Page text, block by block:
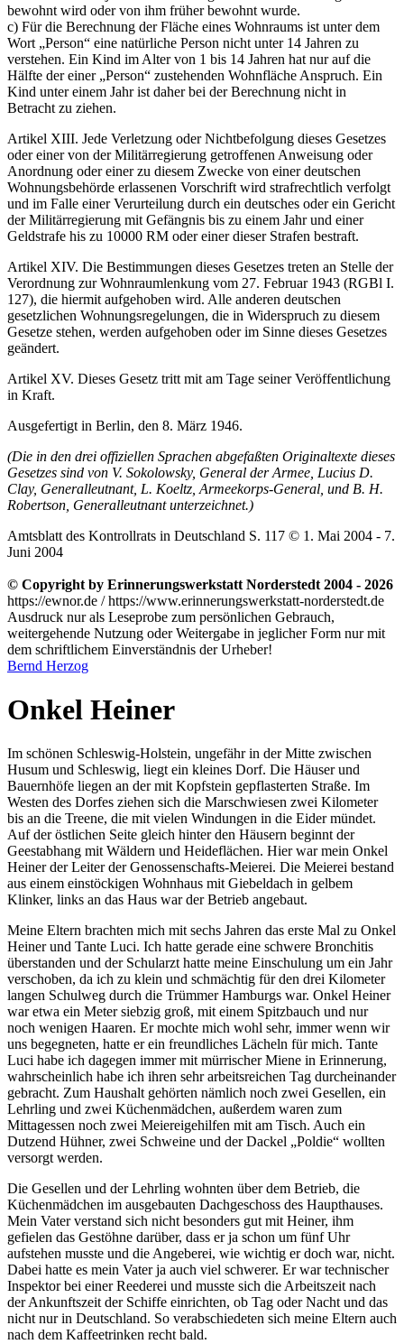
bewohnt wird oder von ihm früher bewohnt wurde.
c) Für die Berechnung der Fläche eines Wohnraums ist unter dem
Wort
Person
eine natürliche Person nicht unter 14 Jahren zu
verstehen. Ein Kind im Alter von 1 bis 14 Jahren hat nur auf die
Hälfte der einer Person
zustehenden Wohnfläche Anspruch. Ein
Kind unter einem Jahr ist daher bei der Berechnung nicht in
Betracht zu ziehen.
Artikel XIII. Jede Verletzung oder Nichtbefolgung dieses Gesetzes
oder einer von der Militärregierung getroffenen Anweisung oder
Anordnung oder einer zu diesem Zwecke von einer deutschen
Wohnungsbehörde erlassenen Vorschrift wird strafrechtlich verfolgt
und im Falle einer Verurteilung durch ein deutsches oder ein Gericht
der Militärregierung mit Gefängnis bis zu einem Jahr und einer
Geldstrafe his zu 10000 RM oder einer dieser Strafen bestraft.
Artikel XIV. Die Bestimmungen dieses Gesetzes treten an Stelle der
Verordnung zur Wohnraumlenkung vom 27. Februar 1943 (RGBl I.
127), die hiermit aufgehoben wird. Alle anderen deutschen
gesetzlichen Wohnungsregelungen, die in Widerspruch zu diesem
Gesetze stehen, werden aufgehoben oder im Sinne dieses Gesetzes
geändert.
Artikel XV. Dieses Gesetz tritt mit am Tage seiner Veröffentlichung
in Kraft.
Ausgefertigt in Berlin, den 8. März 1946.
(Die in den drei offiziellen Sprachen abgefaßten Originaltexte dieses
Gesetzes sind von V. Sokolowsky, General der Armee, Lucius D.
Clay, Generalleutnant, L. Koeltz, Armeekorps-General, und B. H.
Robertson, Generalleutnant unterzeichnet.)
Amtsblatt des Kontrollrats in Deutschland S. 117 © 1. Mai 2004 - 7.
Juni 2004
© Copyright by Erinnerungswerkstatt Norderstedt 2004 - 2026
https://ewnor.de / https://www.erinnerungswerkstatt-norderstedt.de
Ausdruck nur als Leseprobe zum persönlichen Gebrauch,
weitergehende Nutzung oder Weitergabe in jeglicher Form nur mit
dem schriftlichem Einverständnis der Urheber!
Bernd Herzog
Onkel Heiner
Im schönen Schleswig-Holstein, ungefähr in der Mitte zwischen
Husum und Schleswig, liegt ein kleines Dorf. Die Häuser und
Bauernhöfe liegen an der mit Kopfstein gepflasterten Straße. Im
Westen des Dorfes ziehen sich die Marschwiesen zwei Kilometer
bis an die Treene, die mit vielen Windungen in die Eider mündet.
Auf der östlichen Seite gleich hinter den Häusern beginnt der
Geestabhang mit Wäldern und Heideflächen. Hier war mein Onkel
Heiner der Leiter der Genossenschafts-Meierei. Die Meierei bestand
aus einem einstöckigen Wohnhaus mit Giebeldach in gelbem
Klinker, links an das Haus war der Betrieb angebaut.
Meine Eltern brachten mich mit sechs Jahren das erste Mal zu Onkel
Heiner und Tante Luci. Ich hatte gerade eine schwere Bronchitis
überstanden und der Schularzt hatte meine Einschulung um ein Jahr
verschoben, da ich zu klein und schmächtig für den drei Kilometer
langen Schulweg durch die Trümmer Hamburgs war. Onkel Heiner
war etwa ein Meter siebzig groß, mit einem Spitzbauch und nur
noch wenigen Haaren. Er mochte mich wohl sehr, immer wenn wir
uns begegneten, hatte er ein freundliches Lächeln für mich. Tante
Luci habe ich dagegen immer mit mürrischer Miene in Erinnerung,
wahrscheinlich habe ich ihren sehr arbeitsreichen Tag durcheinander
gebracht. Zum Haushalt gehörten nämlich noch zwei Gesellen, ein
Lehrling und zwei Küchenmädchen, außerdem waren zum
Mittagessen noch zwei Meiereigehilfen mit am Tisch. Auch ein
Dutzend Hühner, zwei Schweine und der Dackel
Poldie
wollten
versorgt werden.
Die Gesellen und der Lehrling wohnten über dem Betrieb, die
Küchenmädchen im ausgebauten Dachgeschoss des Haupthauses.
Mein Vater verstand sich nicht besonders gut mit Heiner, ihm
gefielen das Gestöhne darüber, dass er ja schon um fünf Uhr
aufstehen musste und die Angeberei, wie wichtig er doch war, nicht.
Dabei hatte es mein Vater ja auch viel schwerer. Er war technischer
Inspektor bei einer Reederei und musste sich die Arbeitszeit nach
der Ankunftszeit der Schiffe einrichten, ob Tag oder Nacht und das
nicht nur in Deutschland. So verabschiedeten sich meine Eltern auch
nach dem Kaffeetrinken recht bald.